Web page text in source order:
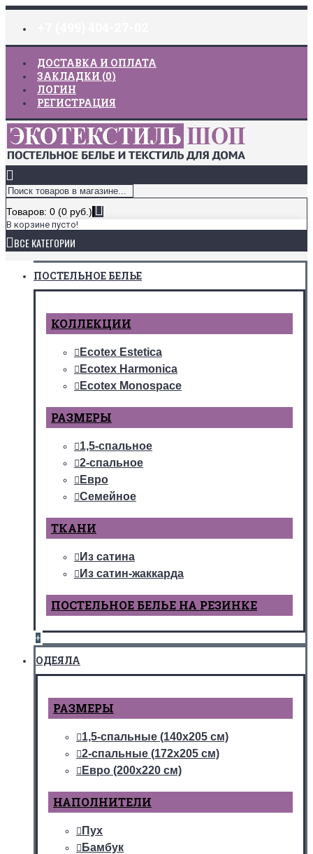
ДОСТАВКА И ОПЛАТА
ЗАКЛАДКИ (0)
ЛОГИН
РЕГИСТРАЦИЯ
Товаров: 0 (0 руб.)
В корзине пусто!
ВСЕ КАТЕГОРИИ
ПОСТЕЛЬНОЕ БЕЛЬЕ
КОЛЛЕКЦИИ
Ecotex Estetica
Ecotex Harmonica
Ecotex Monospace
РАЗМЕРЫ
1,5-спальное
2-спальное
Евро
Семейное
ТКАНИ
Из сатина
Из сатин-жаккарда
ПОСТЕЛЬНОЕ БЕЛЬЕ НА РЕЗИНКЕ
+
ОДЕЯЛА
РАЗМЕРЫ
1,5-спальные (140х205 см)
2-спальные (172х205 см)
Евро (200х220 см)
НАПОЛНИТЕЛИ
Пух
Бамбук